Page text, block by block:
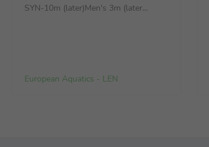
SYN-10m (later)Men's 3m (later...
European Aquatics - LEN